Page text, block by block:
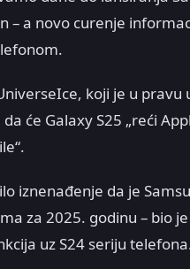
– a novo curenje
koji je u
će Galaxy S25 „reći
iznenađenje da je
za 2025. godinu – bio
uz S24 seriju